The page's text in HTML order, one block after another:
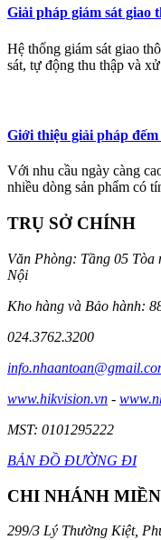
Giải pháp giám sát giao
Hệ thống giám sát giao
sát, tự động thu thập và
Giới thiệu giải pháp
Với nhu cầu ngày càng
nhiều dòng sản phẩm có
TRỤ SỞ CHÍNH
Văn Phòng: Tầng 05
Nội
Kho hàng và Bảo hành:
024.3762.3200
www.hikvision.vn -
MST: 0101295222
BẢN ĐỒ ĐƯỜNG ĐI
CHI NHÁNH
299/3 Lý Thường Kiệt,